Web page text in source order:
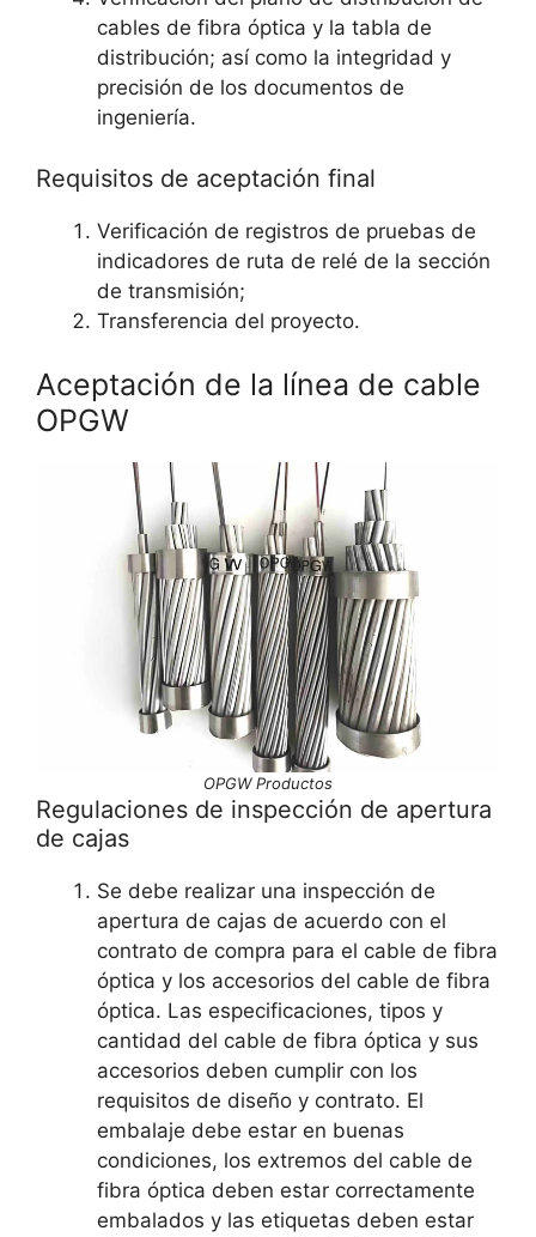
cables de fibra óptica y la tabla de
distribución; así como la integridad y
precisión de los documentos de
ingeniería.
Requisitos de aceptación final
Verificación de registros de pruebas de
indicadores de ruta de relé de la sección
de transmisión;
Transferencia del proyecto.
Aceptación de la línea de cable
OPGW
OPGW Productos
Regulaciones de inspección de apertura
de cajas
Se debe realizar una inspección de
apertura de cajas de acuerdo con el
contrato de compra para el cable de fibra
óptica y los accesorios del cable de fibra
óptica. Las especificaciones, tipos y
cantidad del cable de fibra óptica y sus
accesorios deben cumplir con los
requisitos de diseño y contrato. El
embalaje debe estar en buenas
condiciones, los extremos del cable de
fibra óptica deben estar correctamente
embalados y las etiquetas deben estar